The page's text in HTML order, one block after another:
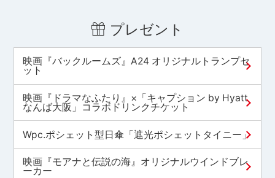
プレゼント
映画『バックルームズ』A24 オリジナルトランプセ
ット
映画『ドラマなふたり』×「キャプション by Hyatt
なんば大阪」コラボドリンクチケット
Wpc.ポシェット型日傘「遮光ポシェットタイニー」
映画『モアナと伝説の海』オリジナルウインドブレ
ーカー